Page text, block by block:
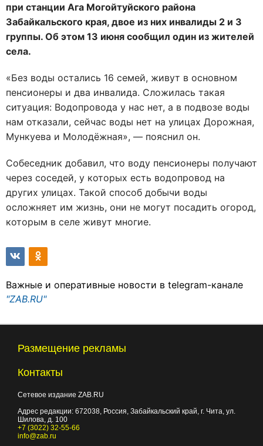
при станции Ага Могойтуйского района
Забайкальского края, двое из них инвалиды 2 и 3
группы. Об этом 13 июня сообщил один из жителей
села.
«Без воды остались 16 семей, живут в основном
пенсионеры и два инвалида. Сложилась такая
ситуация: Водопровода у нас нет, а в подвозе воды
нам отказали, сейчас воды нет на улицах Дорожная,
Мункуева и Молодёжная», — пояснил он.
Собеседник добавил, что воду пенсионеры получают
через соседей, у которых есть водопровод на
других улицах. Такой способ добычи воды
осложняет им жизнь, они не могут посадить огород,
которым в селе живут многие.
Важные и оперативные новости в telegram-канале
"ZAB.RU"
Размещение рекламы
Контакты
Сетевое издание ZAB.RU
Адрес редакции: 672038 , Россия, Забайкальский край, г. Чита ул.
Шилова, д. 100
+7 (3022) 32-55-66
info@zab.ru